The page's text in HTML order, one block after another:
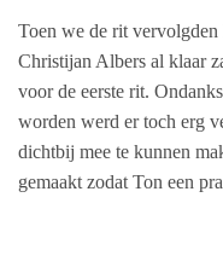
Toen we de rit
Christijan Albers al klaar
voor de eerste rit.
worden werd er toch erg
dichtbij mee te kunnen
gemaakt zodat Ton een